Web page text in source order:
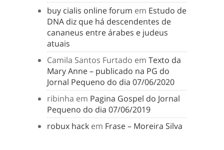
buy cialis online forum em Estudo de
DNA diz que há descendentes de
cananeus entre árabes e judeus
atuais
Camila Santos Furtado em Texto da
Mary Anne – publicado na PG do
Jornal Pequeno do dia 07/06/2020
ribinha em Pagina Gospel do Jornal
Pequeno do dia 07/06/2019
robux hack em Frase – Moreira Silva